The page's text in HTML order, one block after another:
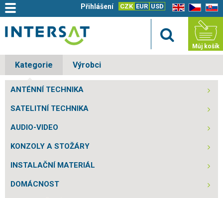
EN CZ SK
CZK EUR USD
Přihlášení
Můj košík
Kategorie Výrobci
ANTÉNNÍ TECHNIKA
SATELITNÍ TECHNIKA
AUDIO-VIDEO
KONZOLY A STOŽÁRY
INSTALAČNÍ MATERIÁL
DOMÁCNOST